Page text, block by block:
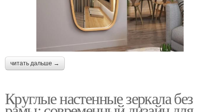
читать дальше →
Круглые настенные зеркала без